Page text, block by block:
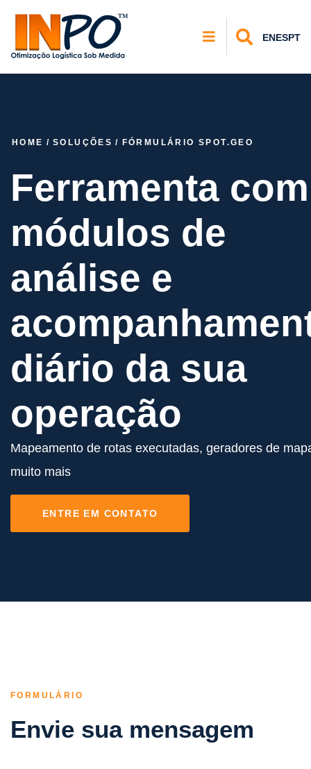
ENESPT
HOME / SOLUÇÕES / FÓRMULÁRIO SPOT.GEO
Ferramenta com
módulos de
análise e
diário da sua
operação
Mapeamento de rotas executadas, geradores de
muito mais
ENTRE EM CONTATO
FORMULÁRIO
Envie sua mensagem